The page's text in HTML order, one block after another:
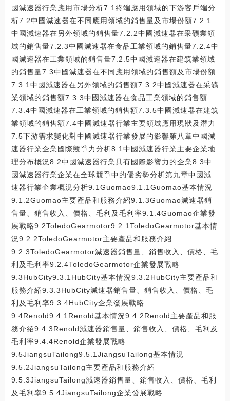
國減速器行業應用市場分析7.1終端應用領域的下游客戶端分
析7.2中國減速器在不同應用領域的銷售量及市場份額7.2.1
中國減速器在另外領域的銷售量7.2.2中國減速器在采礦業領
域的銷售量7.2.3中國減速器在食品工業領域的銷售量7.2.4中
國減速器在工業領域的銷售量7.2.5中國減速器在建筑業領域
的銷售量7.3中國減速器在不同應用領域的銷售額及市場份額
7.3.1中國減速器在另外領域的銷售額7.3.2中國減速器在采礦
業領域的銷售額7.3.3中國減速器在食品工業領域的銷售額
7.3.4中國減速器在工業領域的銷售額7.3.5中國減速器在建筑
業領域的銷售額7.4中國減速器行業主要領域應用現狀及潛力
7.5下游需求變化對中國減速器行業發展的影響第八章中國減
速器行業企業國際競爭力分析8.1中國減速器行業主要企業地
理分布概況8.2中國減速器行業具有國際影響力的企業8.3中
國減速器行業企業在全球競爭中的優劣勢分析第九章中國減
速器行業企業概況分析9.1Guomao9.1.1Guomao基本情況
9.1.2Guomao主要產品和服務介紹9.1.3Guomao減速器銷
售量、銷售收入、價格、毛利及毛利率9.1.4Guomao企業發
展戰略9.2ToledoGearmotor9.2.1ToledoGearmotor基本情
況9.2.2ToledoGearmotor主要產品和服務介紹
9.2.3ToledoGearmotor減速器銷售量、銷售收入、價格、毛
利及毛利率9.2.4ToledoGearmotor企業發展戰略
9.3HubCity9.3.1HubCity基本情況9.3.2HubCity主要產品和
服務介紹9.3.3HubCity減速器銷售量、銷售收入、價格、毛
利及毛利率9.3.4HubCity企業發展戰略
9.4Renold9.4.1Renold基本情況9.4.2Renold主要產品和服
務介紹9.4.3Renold減速器銷售量、銷售收入、價格、毛利及
毛利率9.4.4Renold企業發展戰略
9.5JiangsuTailong9.5.1JiangsuTailong基本情況
9.5.2JiangsuTailong主要產品和服務介紹
9.5.3JiangsuTailong減速器銷售量、銷售收入、價格、毛利
及毛利率9.5.4JiangsuTailong企業發展戰略